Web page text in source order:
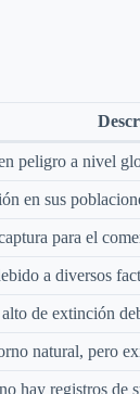
peligro a nivel
en sus
para el
a diversos
de extinción
natural, pero
hay registros de